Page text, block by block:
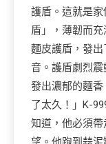
護盾。這就是
盾」，薄韌而
麵皮護盾，發
音。護盾劇烈
發出濃郁的麵
了太久！」K-
知道，他必須